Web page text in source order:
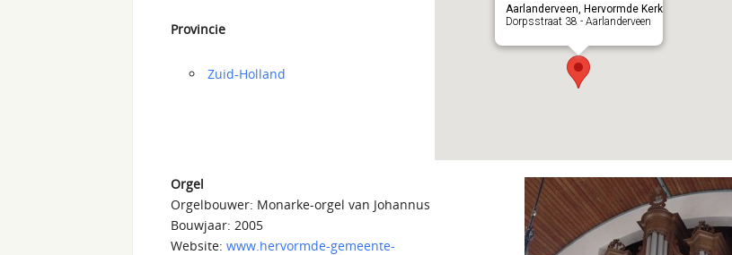
Aarlanderveen, Hervormde Kerk
Dorpsstraat 38 - Aarlanderveen
Provincie
Zuid-Holland
Orgel
Orgelbouwer: Monarke-orgel van Johannus
Bouwjaar: 2005
Website: www.hervormde-gemeente-